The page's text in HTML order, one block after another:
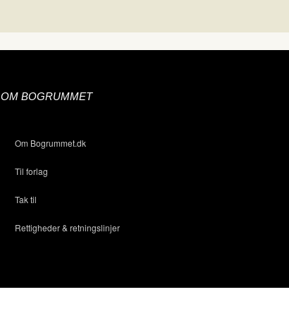
OM BOGRUMMET
Om Bogrummet.dk
Til forlag
Tak til
Rettigheder & retningslinjer